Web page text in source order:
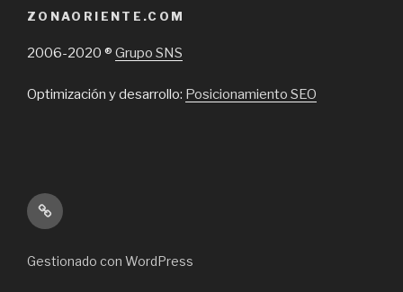
ZONAORIENTE.COM
2006-2020 ® Grupo SNS
Optimización y desarrollo: Posicionamiento SEO
Inicio
Gestionado con WordPress